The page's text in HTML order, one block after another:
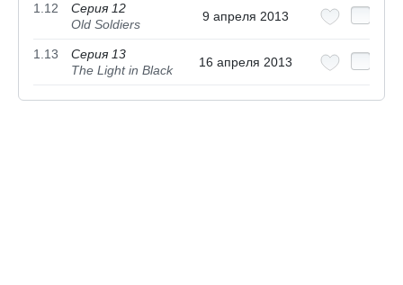
1.12
Серия 12
Old Soldiers
9 апреля 2013
1.13
Серия 13
The Light in Black
16 апреля 2013